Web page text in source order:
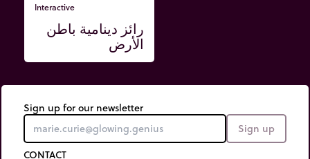
Interactive
رائز دينامية باطن
الأرض
Sign up for our newsletter
Sign up
CONTACT